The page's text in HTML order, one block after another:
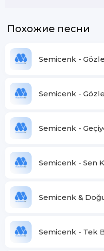
Похожие песни
Semicenk -
Semicenk -
Semicenk -
Semicenk - Sen
Semicenk - Tek